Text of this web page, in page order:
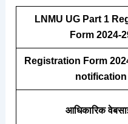
LNMU UG Part 1
Form 2024-
Registration Form
notification
आधिकारिक